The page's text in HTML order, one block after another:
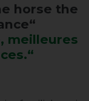
horse the
meilleures
“